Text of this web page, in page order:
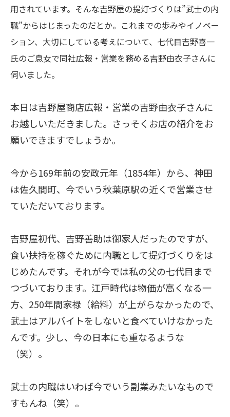
用されています。そんな吉野屋の提灯づくりは”武士の内
職”からはじまったのだとか。これまでの歩みやイノベー
ション、大切にしている考えについて、七代目吉野喜一
氏のご息女で同社広報・営業を務める吉野由衣子さんに
伺いました。
本日は吉野屋商店広報・営業の吉野由衣子さんに
お越しいただきました。さっそくお店の紹介をお
願いできますでしょうか。
今から169年前の安政元年（1854年）から、神田
は佐久間町、今でいう秋葉原駅の近くで営業させ
ていただいております。
吉野屋初代、吉野善助は御家人だったのですが、
食い扶持を稼ぐために内職として提灯づくりをは
じめたんです。それが今では私の父の七代目まで
つづいております。江戸時代は物価が高くなる一
方、250年間家禄（給料）が上がらなかったので、
武士はアルバイトをしないと食べていけなかった
んです。少し、今の日本にも重なるような
（笑）。
武士の内職はいわば今でいう副業みたいなもので
すもんね（笑）。